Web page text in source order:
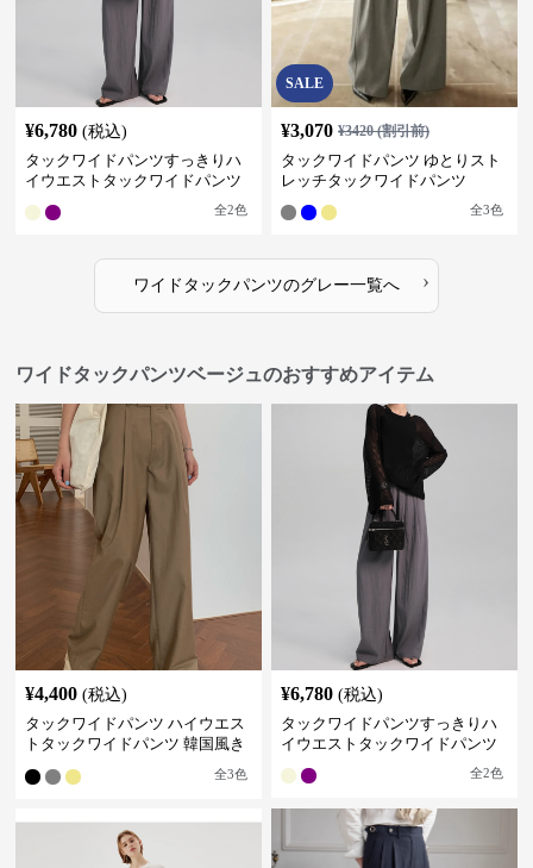
¥6,780 (税込)
タックワイドパンツすっきりハ
イウエストタックワイドパンツ
全2色
SALE
¥3,070 ¥3420(割引前)
タックワイドパンツ ゆとりスト
レッチタックワイドパンツ
全3色
ワイドタックパンツのグレー一覧へ ›
ワイドタックパンツベージュのおすすめアイテム
¥4,400 (税込)
タックワイドパンツ ハイウエス
トタックワイドパンツ 韓国風き
全3色
¥6,780 (税込)
タックワイドパンツすっきりハ
イウエストタックワイドパンツ
全2色